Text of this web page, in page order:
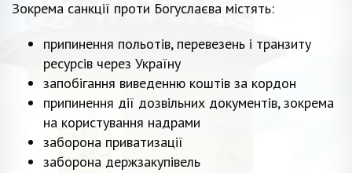
Зокрема санкції проти Богуслаєва містять:
припинення польотів, перевезень і транзиту
ресурсів через Україну
запобігання виведенню коштів за кордон
припинення дії дозвільних документів, зокрема
на користування надрами
заборона приватизації
заборона держзакупівель